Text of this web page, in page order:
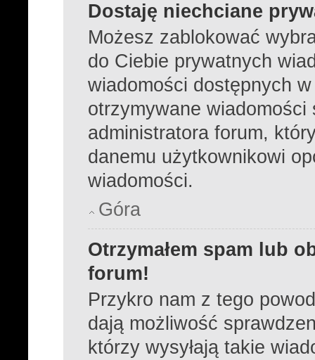
Dostaję niechciane
Możesz zablokować
do Ciebie prywatnych
wiadomości dostępnych
otrzymywane
administratora forum,
danemu użytkownikowi
wiadomości.
Góra
Otrzymałem spam lub
forum!
Przykro nam z tego
dają możliwość
którzy wysyłają takie